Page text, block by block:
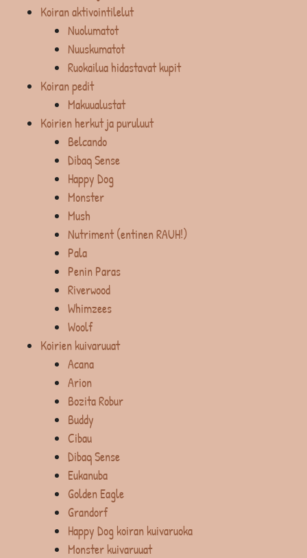
Koiran aktivointilelut
Nuolumatot
Nuuskumatot
Ruokailua hidastavat kupit
Koiran pedit
Makuualustat
Koirien herkut ja puruluut
Belcando
Dibaq Sense
Happy Dog
Monster
Mush
Nutriment (entinen RAUH!)
Pala
Penin Paras
Riverwood
Whimzees
Woolf
Koirien kuivaruuat
Acana
Arion
Bozita Robur
Buddy
Cibau
Dibaq Sense
Eukanuba
Golden Eagle
Grandorf
Happy Dog koiran kuivaruoka
Monster kuivaruuat